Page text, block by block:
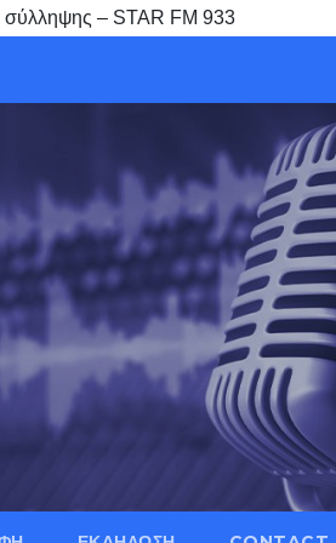
σύλληψης – STAR FM 933